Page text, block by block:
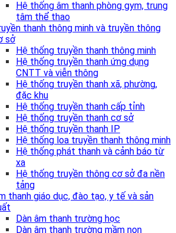
Hệ thống âm thanh phòng gym, trung
tâm thể thao
thanh thông minh và truyền thông
sở
Hệ thống truyền thanh thông minh
Hệ thống truyền thanh ứng dụng
CNTT và viễn thông
Hệ thống truyền thanh xã, phường,
đặc khu
Hệ thống truyền thanh cấp tỉnh
Hệ thống truyền thanh cơ sở
Hệ thống truyền thanh IP
Hệ thống loa truyền thanh thông minh
Hệ thống phát thanh và cảnh báo từ
xa
Hệ thống truyền thông cơ sở đa nền
tảng
thanh giáo dục, đào tạo, y tế và sản
Dàn âm thanh trường học
Dàn âm thanh trường mầm non